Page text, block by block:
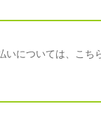
については、こち